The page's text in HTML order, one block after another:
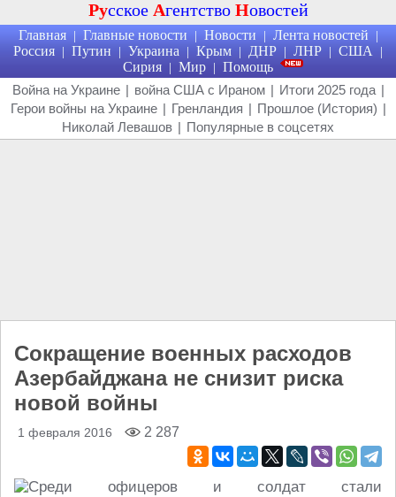
Русское Агентство Новостей
Главная | Главные новости | Новости | Лента новостей |
Россия | Путин | Украина | Крым | ДНР | ЛНР | США |
Сирия | Мир | Помощь
Война на Украине | война США с Ираном | Итоги 2025 года |
Герои войны на Украине | Гренландия | Прошлое (История) |
Николай Левашов | Популярные в соцсетях
Сокращение военных расходов
Азербайджана не снизит риска
новой войны
1 февраля 2016 2 287